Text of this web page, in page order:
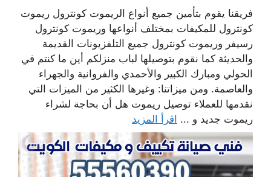
فريقنا يقوم بتأمين جميع أنواع الريموت كونترول ريموت
كونترول للمكيفات بمختلف أنواعها وريموت كونترول
رسيفر وريموت كونترول جميع التلفزيونات القديمة
والحديثة كما نقوم بتوصيلها لباب منزلكم أين ما كنتم في
الحولي ومبارك الكبير والأحمدي والفروانية والجهراء
والعاصمة. ومن ميزاتنا: وغيرها الكثير من الميزات التي
نقدمها للعملاء توصيل ريموت هل أن بحاجة لشراء
ريموت جديد و ... اقرأ المزيد